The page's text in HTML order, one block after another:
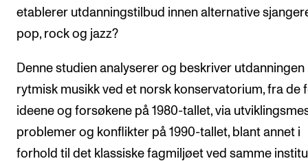
AKTUELT
Arrangementer og konserter
Nyheter og historier
Ledige stillinger
INFO
etablerer utdanningstilbud innen alternative
pop, rock og jazz?
Denne studien analyserer og beskriver utdanningen
rytmisk musikk ved et norsk konservatorium, fra de
ideene og forsøkene på 1980-tallet, via
problemer og konflikter på 1990-tallet, blant annet i
forhold til det klassiske fagmiljøet ved samme